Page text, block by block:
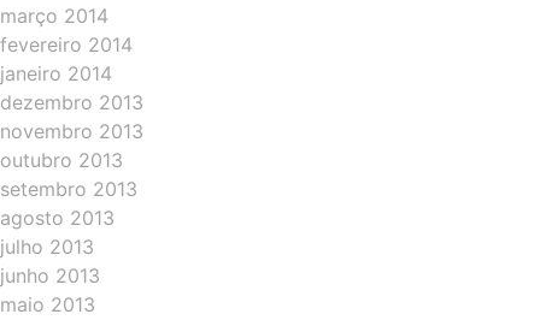
março 2014
fevereiro 2014
janeiro 2014
dezembro 2013
novembro 2013
outubro 2013
setembro 2013
agosto 2013
julho 2013
junho 2013
maio 2013